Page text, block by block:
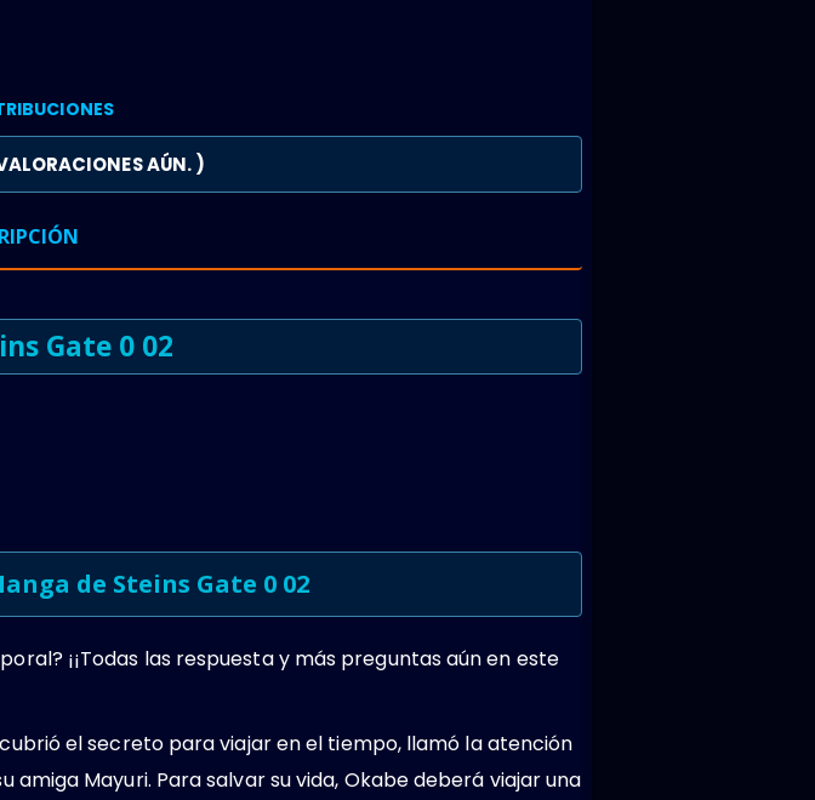
AÚN. )
Gate 0 02
de Steins Gate 0 02
¡¡Todas las respuesta y más preguntas aún en este
el secreto para viajar en el tiempo, llamó la atención
Mayuri. Para salvar su vida, Okabe deberá viajar una